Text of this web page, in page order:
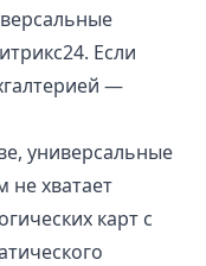
Если
—
универсальные
не хватает
карт с